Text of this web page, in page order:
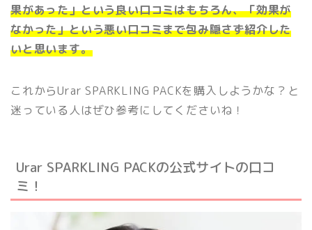
果があった」という良い口コミはもちろん、「効果が
なかった」という悪い口コミまで包み隠さず紹介した
いと思います。
これからUrar SPARKLING PACKを購入しようかな？と
迷っている人はぜひ参考にしてくださいね！
Urar SPARKLING PACKの公式サイトの口コ
ミ！